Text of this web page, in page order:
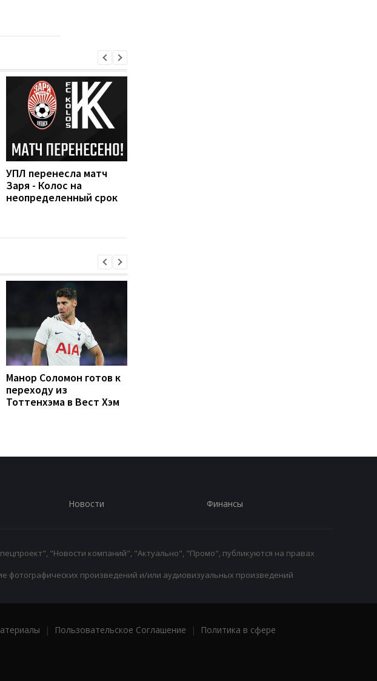
УПЛ перенесла матч
Заря - Колос на
неопределенный срок
Манор Соломон готов к
переходу из
Тоттенхэма в Вест Хэм
Новости Финансы
"Новости компаний", "Актуально", "Промо", публикуются на правах
фотографических произведений и/или аудиовизуальных произведений
| Пользовательское Соглашение |
Политика в сфере